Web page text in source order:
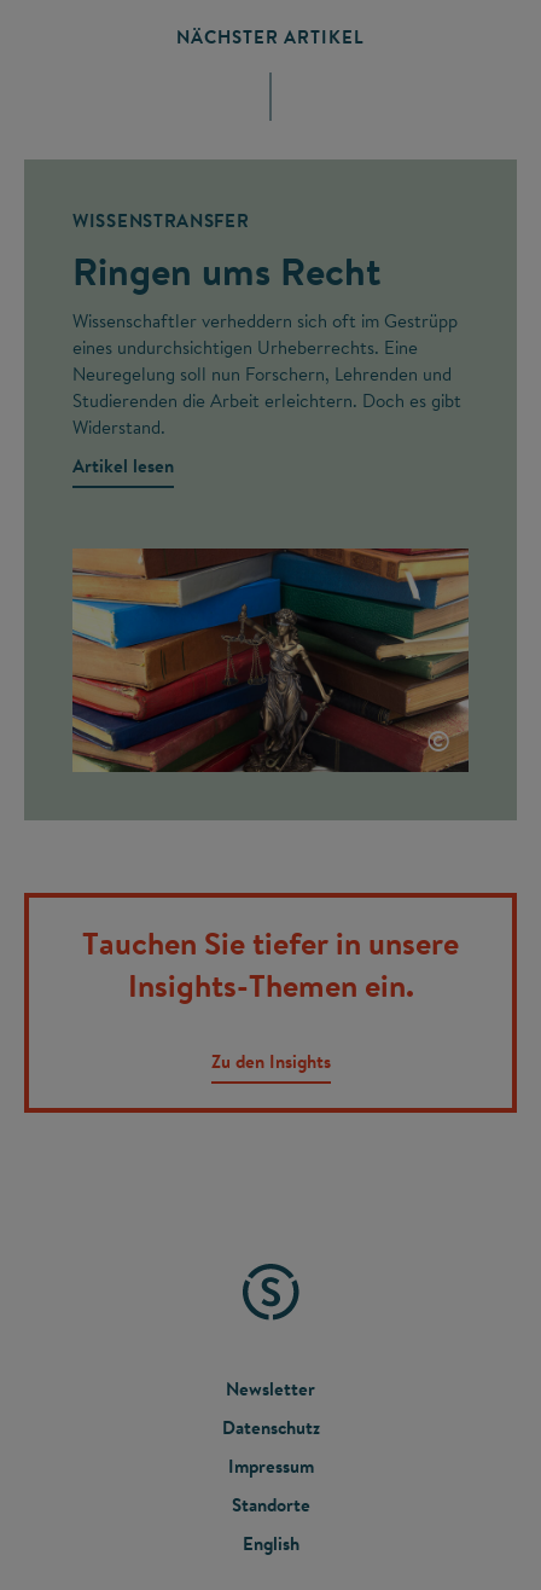
NÄCHSTER ARTIKEL
WISSENSTRANSFER
Ringen ums Recht
Wissenschaftler verheddern sich oft im Gestrüpp
eines undurchsichtigen Urheberrechts. Eine
Neuregelung soll nun Forschern, Lehrenden und
Studierenden die Arbeit erleichtern. Doch es gibt
Widerstand.
Artikel lesen
©
Tauchen Sie tiefer in unsere
Insights-Themen ein.
Zu den Insights
FOOTER
MENU
Newsletter
Datenschutz
Impressum
Standorte
English